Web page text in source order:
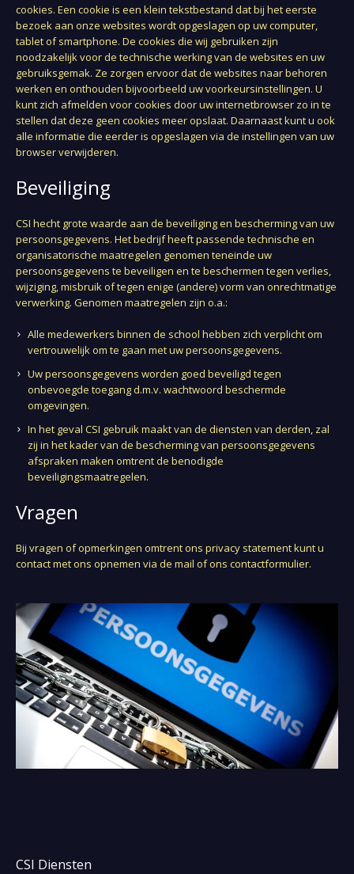
cookies. Een cookie is een klein tekstbestand dat bij het eerste
bezoek aan onze websites wordt opgeslagen op uw computer,
tablet of smartphone. De cookies die wij gebruiken zijn
noodzakelijk voor de technische werking van de websites en uw
gebruiksgemak. Ze zorgen ervoor dat de websites naar behoren
werken en onthouden bijvoorbeeld uw voorkeursinstellingen. U
kunt zich afmelden voor cookies door uw internetbrowser zo in te
stellen dat deze geen cookies meer opslaat. Daarnaast kunt u ook
alle informatie die eerder is opgeslagen via de instellingen van uw
browser verwijderen.
Beveiliging
CSI hecht grote waarde aan de beveiliging en bescherming van uw
persoonsgegevens. Het bedrijf heeft passende technische en
organisatorische maatregelen genomen teneinde uw
persoonsgegevens te beveiligen en te beschermen tegen verlies,
wijziging, misbruik of tegen enige (andere) vorm van onrechtmatige
verwerking. Genomen maatregelen zijn o.a.:
Alle medewerkers binnen de school hebben zich verplicht om
vertrouwelijk om te gaan met uw persoonsgegevens.
Uw persoonsgegevens worden goed beveiligd tegen
onbevoegde toegang d.m.v. wachtwoord beschermde
omgevingen.
In het geval CSI gebruik maakt van de diensten van derden, zal
zij in het kader van de bescherming van persoonsgegevens
afspraken maken omtrent de benodigde
beveiligingsmaatregelen.
Vragen
Bij vragen of opmerkingen omtrent ons privacy statement kunt u
contact met ons opnemen via de mail of ons contactformulier.
CSI Diensten